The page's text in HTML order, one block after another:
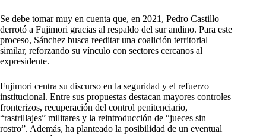
Se debe tomar muy en cuenta que, en 2021, Pedro Castillo
derrotó a Fujimori gracias al respaldo del sur andino. Para este
proceso, Sánchez busca reeditar una coalición territorial
similar, reforzando su vínculo con sectores cercanos al
expresidente.
Fujimori centra su discurso en la seguridad y el refuerzo
institucional. Entre sus propuestas destacan mayores controles
fronterizos, recuperación del control penitenciario,
“rastrillajes” militares y la reintroducción de “jueces sin
rostro”. Además, ha planteado la posibilidad de un eventual